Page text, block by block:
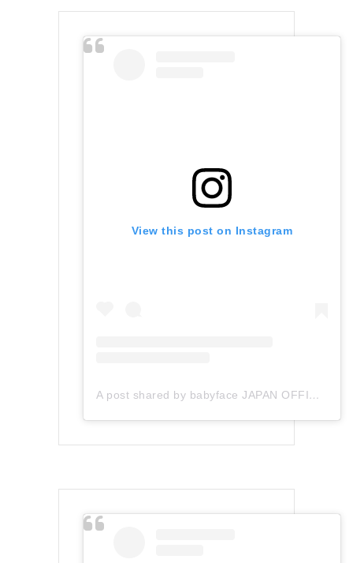
View this post on Instagram
A post shared by babyface JAPAN OFFICIAL (@babyface_japan)